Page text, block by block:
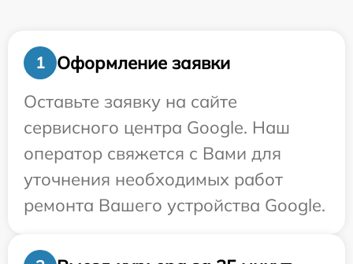
1
Оформление заявки
Оставьте заявку на сайте
сервисного центра Google. Наш
оператор свяжется с Вами для
уточнения необходимых работ
ремонта Вашего устройства Google.